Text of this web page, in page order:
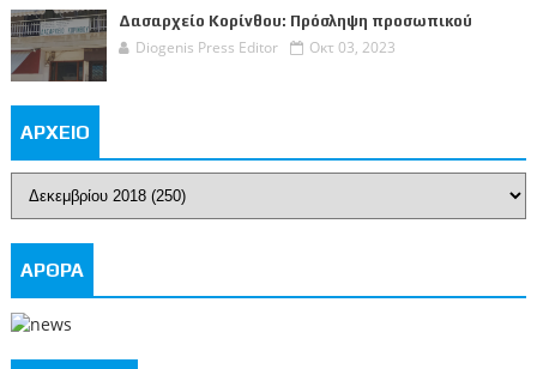
Δασαρχείο Κορίνθου: Πρόσληψη προσωπικού
Diogenis Press Editor Οκτ 03, 2023
ΑΡΧΕΙΟ
ΑΡΘΡΑ